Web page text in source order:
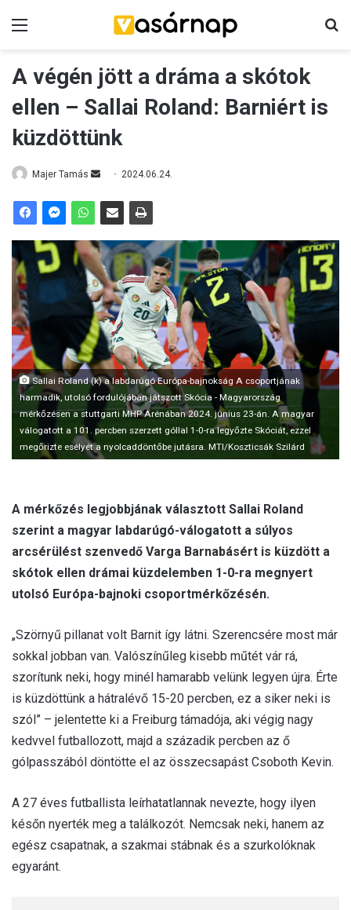
A végén jött a dráma a skótok
ellen – Sallai Roland: Barniért is
küzdöttünk
Majer Tamás
a
n
e
m
a
l
2024.06.24.
Sallai Roland (k) a labdarúgó Európa-bajnokság A csoportjának
harmadik, utolsó fordulójában játszott Skócia - Magyarország
mérkőzésen a stuttgarti MHP Arénában 2024. június 23-án. A magyar
válogatott a 101. percben szerzett góllal 1-0-ra legyőzte Skóciát, ezzel
megőrizte esélyét a nyolcaddöntőbe jutásra. MTI/Koszticsák Szilárd
A mérkőzés legjobbjának választott Sallai Roland
szerint a magyar labdarúgó-válogatott a súlyos
arcsérülést szenvedő Varga Barnabásért is küzdött a
skótok ellen drámai küzdelemben 1-0-ra megnyert
utolsó Európa-bajnoki csoportmérkőzésén.
„Szörnyű pillanat volt Barnit így látni. Szerencsére most már
sokkal jobban van. Valószínűleg kisebb műtét vár rá,
szorítunk neki, hogy minél hamarabb velünk legyen újra. Érte
is küzdöttünk a hátralévő 15-20 percben, ez a siker neki is
szól” – jelentette ki a Freiburg támadója, aki végig nagy
kedvvel futballozott, majd a századik percben az ő
gólpasszából döntötte el az összecsapást Csoboth Kevin.
A 27 éves futballista leírhatatlannak nevezte, hogy ilyen
későn nyerték meg a találkozót. Nemcsak neki, hanem az
egész csapatnak, a szakmai stábnak és a szurkolóknak
egyaránt.